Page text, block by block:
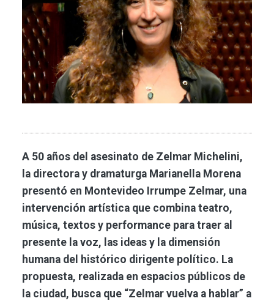
A 50 años del asesinato de Zelmar Michelini,
la directora y dramaturga Marianella Morena
presentó en Montevideo Irrumpe Zelmar, una
intervención artística que combina teatro,
música, textos y performance para traer al
presente la voz, las ideas y la dimensión
humana del histórico dirigente político. La
propuesta, realizada en espacios públicos de
la ciudad, busca que “Zelmar vuelva a hablar” a